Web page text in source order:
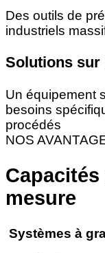
Des outils de
industriels
Solutions sur
Un équipement
besoins
procédés
NOS
mesure
Systèmes à